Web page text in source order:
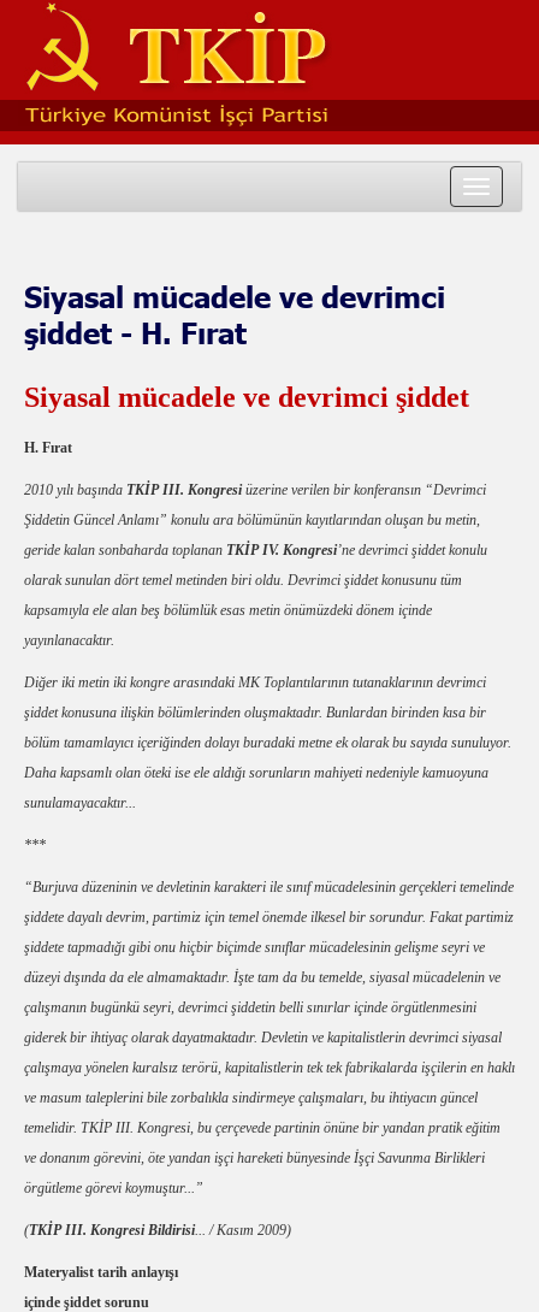
Toggle
Siyasal mücadele ve devrimci
şiddet - H. Fırat
Siyasal mücadele ve devrimci şiddet
H. Fırat
2010 yılı başında TKİP III. Kongresiüzerine verilen bir konferansın “Devrimci
Şiddetin Güncel Anlamı” konulu ara bölümünün kayıtlarından oluşan bu metin,
geride kalan sonbaharda toplanan TKİP IV. Kongresi’ne devrimci şiddet konulu
olarak sunulan dört temel metinden biri oldu. Devrimci şiddet konusunu tüm
kapsamıyla ele alan beş bölümlük esas metin önümüzdeki dönem içinde
yayınlanacaktır.
Diğer iki metin iki kongre arasındaki MK Toplantılarının tutanaklarının devrimci
şiddet konusuna ilişkin bölümlerinden oluşmaktadır. Bunlardan birinden kısa bir
bölüm tamamlayıcı içeriğinden dolayı buradaki metne ek olarak bu sayıda sunuluyor.
Daha kapsamlı olan öteki ise ele aldığı sorunların mahiyeti nedeniyle kamuoyuna
sunulamayacaktır...
***
“Burjuva düzeninin ve devletinin karakteri ile sınıf mücadelesinin gerçekleri temelinde
şiddete dayalı devrim, partimiz için temel önemde ilkesel bir sorundur. Fakat partimiz
şiddete tapmadığı gibi onu hiçbir biçimde sınıflar mücadelesinin gelişme seyri ve
düzeyi dışında da ele almamaktadır. İşte tam da bu temelde, siyasal mücadelenin ve
çalışmanın bugünkü seyri, devrimci şiddetin belli sınırlar içinde örgütlenmesini
giderek bir ihtiyaç olarak dayatmaktadır. Devletin ve kapitalistlerin devrimci siyasal
çalışmaya yönelen kuralsız terörü, kapitalistlerin tek tek fabrikalarda işçilerin en haklı
ve masum taleplerini bile zorbalıkla sindirmeye çalışmaları, bu ihtiyacın güncel
temelidir. TKİP III. Kongresi, bu çerçevede partinin önüne bir yandan pratik eğitim
ve donanım görevini, öte yandan işçi hareketi bünyesinde İşçi Savunma Birlikleri
örgütleme görevi koymuştur...”
(TKİP III. Kongresi Bildirisi... / Kasım 2009)
Materyalist tarih anlayışı
içinde şiddet sorunu